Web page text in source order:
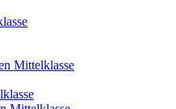
Mittelklasse